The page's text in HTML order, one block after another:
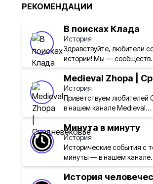
РЕКОМЕНДАЦИИ
В поисках Клада
История
Здравствуйте, любители
истории! Мы —
Medieval Zhopa |
История
Приветствуем любителей
в нашем канале Medieval...
Минута в минуту
История
Исторические события с
минуты — в нашем канале.
История